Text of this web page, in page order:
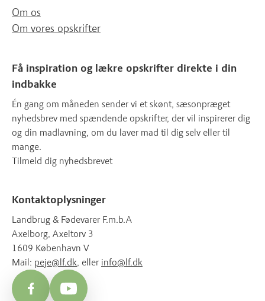
Om os
Om vores opskrifter
Få inspiration og lækre opskrifter direkte i din
indbakke
Én gang om måneden sender vi et skønt, sæsonpræget
nyhedsbrev med spændende opskrifter, der vil inspirerer dig
og din madlavning, om du laver mad til dig selv eller til
mange.
Tilmeld dig nyhedsbrevet
Kontaktoplysninger
Landbrug & Fødevarer F.m.b.A
Axelborg, Axeltorv 3
1609 København V
Mail: peje@lf.dk, eller info@lf.dk
FacebookYouTube